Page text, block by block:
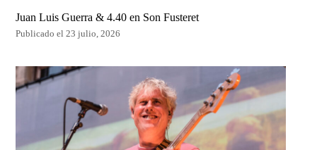
Juan Luis Guerra & 4.40 en Son Fusteret
Publicado el 23 julio, 2026